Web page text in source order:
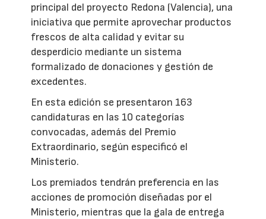
principal del proyecto Redona (Valencia), una
iniciativa que permite aprovechar productos
frescos de alta calidad y evitar su
desperdicio mediante un sistema
formalizado de donaciones y gestión de
excedentes.
En esta edición se presentaron 163
candidaturas en las 10 categorías
convocadas, además del Premio
Extraordinario, según especificó el
Ministerio.
Los premiados tendrán preferencia en las
acciones de promoción diseñadas por el
Ministerio, mientras que la gala de entrega